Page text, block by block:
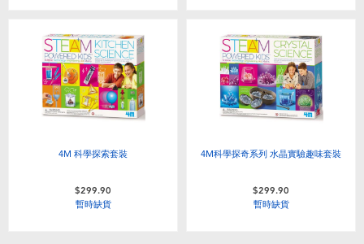
4M 科學探索套裝
$299.90
暫時缺貨
4M科學探奇系列 水晶實驗趣味套裝
$299.90
暫時缺貨